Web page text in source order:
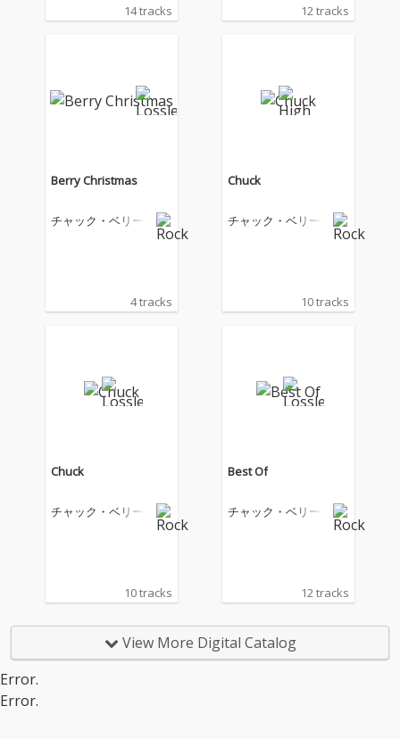
14 tracks 12 tracks
Berry Christmas
チャック・ベリー
4 tracks
Chuck
チャック・ベリー
10 tracks
Chuck
チャック・ベリー
10 tracks
Best Of
チャック・ベリー
12 tracks
View More Digital Catalog
Error.
Error.